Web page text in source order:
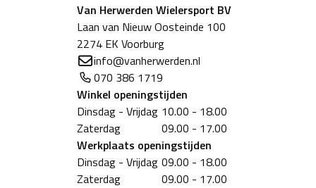
Van Herwerden Wielersport BV
Laan van Nieuw Oosteinde 100
2274 EK Voorburg
info@vanherwerden.nl
070 386 1719
Winkel openingstijden
Dinsdag - Vrijdag 10.00 - 18.00
Zaterdag
09.00 - 17.00
Werkplaats openingstijden
Dinsdag - Vrijdag 09.00 - 18.00
Zaterdag
09.00 - 17.00